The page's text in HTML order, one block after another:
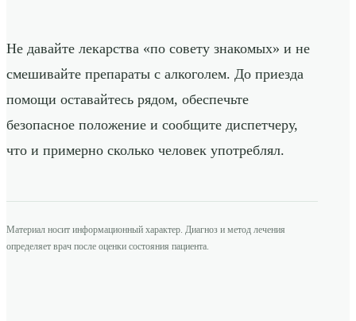
Не давайте лекарства «по совету знакомых» и не
смешивайте препараты с алкоголем. До приезда
помощи оставайтесь рядом, обеспечьте
безопасное положение и сообщите диспетчеру,
что и примерно сколько человек употреблял.
Материал носит информационный характер. Диагноз и метод лечения
определяет врач после оценки состояния пациента.